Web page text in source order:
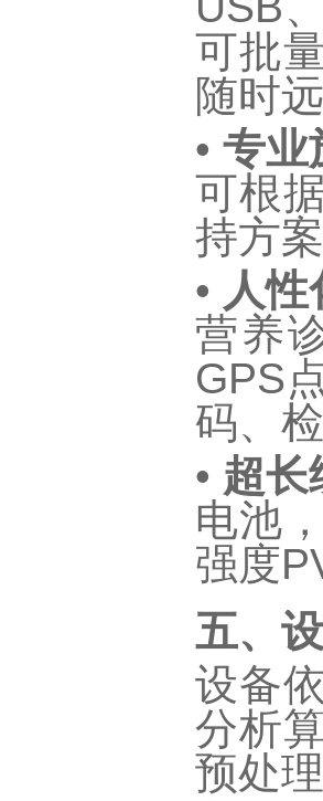
可批
随时
• 专业
可根
持方
• 人
营养
GPS
码、
• 超长
电池
强度
五、
设备
分析
预处